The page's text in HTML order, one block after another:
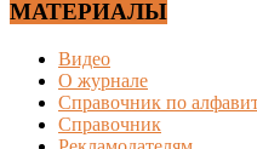
МАТЕРИАЛЫ
Видео
О журнале
Справочник по
Справочник